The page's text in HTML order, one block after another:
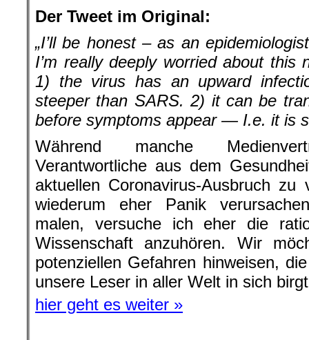
Der Tweet im Original:
„I’ll be honest – as an
I’m really deeply worried about this
1) the virus has an upward
steeper than SARS. 2) it can be
before symptoms appear — I.e. it is
Während manche
Verantwortliche aus dem
aktuellen Coronavirus-Ausbruch zu
wiederum eher Panik
malen, versuche ich eher die
Wissenschaft anzuhören. Wir
potenziellen Gefahren hinweisen,
unsere Leser in aller Welt in sich
hier geht es weiter »